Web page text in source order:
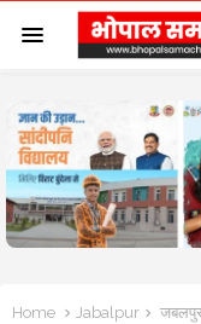
Home Jabalpur
जबलपुर